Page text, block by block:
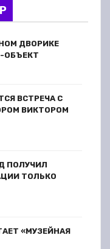
ДВОРИКЕ
ОБЪЕКТ
ВСТРЕЧА С
ВИКТОРОМ
ПОЛУЧИЛ
ТОЛЬКО
«МУЗЕЙНАЯ